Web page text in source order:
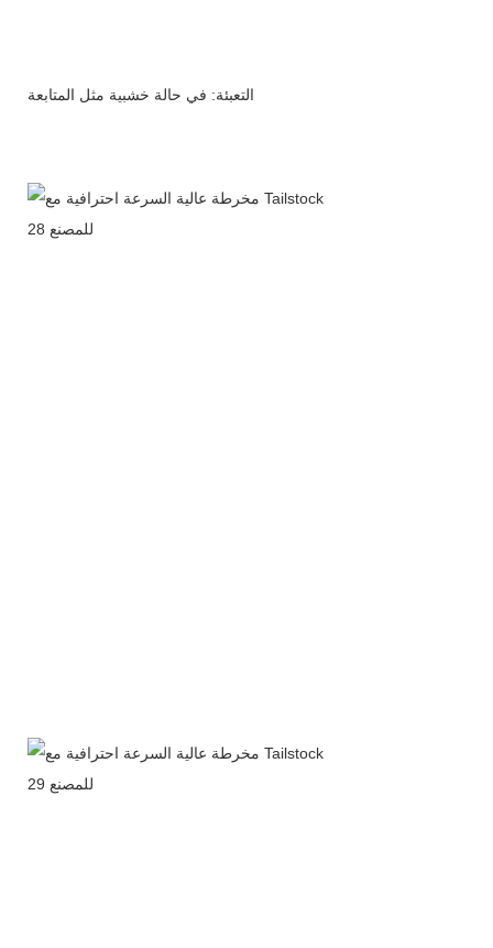
التعبئة: في حالة خشبية مثل المتابعة